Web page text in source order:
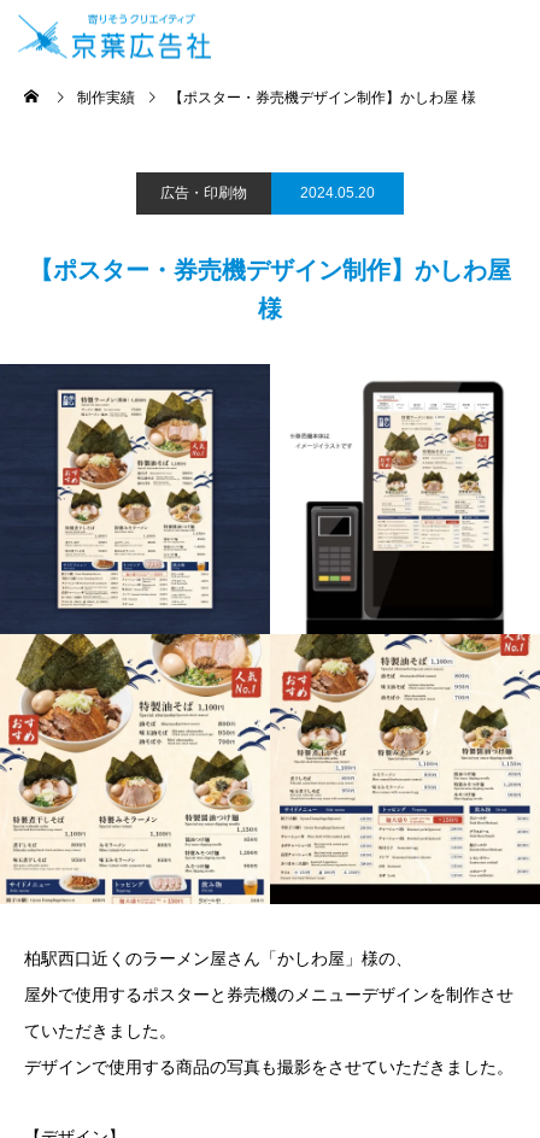
制作実績 【ポスター・券売機デザイン制作】かしわ屋 様
広告・印刷物 2024.05.20
【ポスター・券売機デザイン制作】かしわ屋
様
柏駅西口近くのラーメン屋さん「かしわ屋」様の、
屋外で使用するポスターと券売機のメニューデザインを制作させ
ていただきました。
デザインで使用する商品の写真も撮影をさせていただきました。